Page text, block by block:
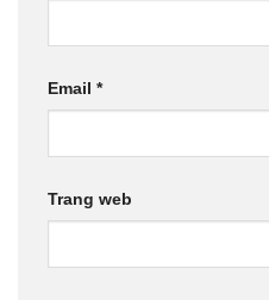
Email *
Trang web